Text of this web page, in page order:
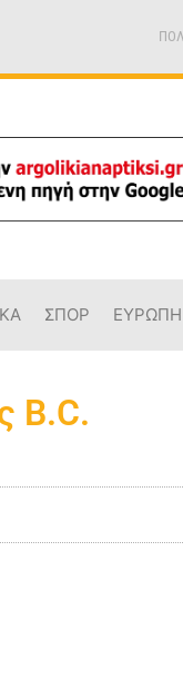
ΣΠΟΡ ΕΥΡΩΠΗ
B.C.